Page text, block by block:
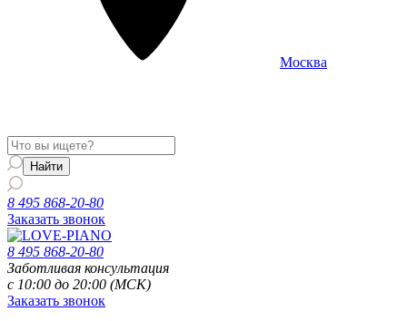
Москва
8 495 868-20-80
Заказать звонок
8 495 868-20-80
Заботливая консультация
с 10:00 до 20:00 (МСК)
Заказать звонок